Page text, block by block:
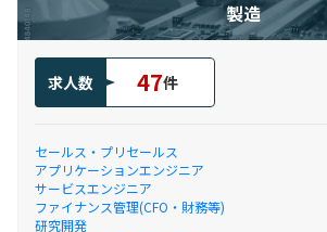
製造
求人数 47件
セールス・プリセールス
アプリケーションエンジニア
サービスエンジニア
ファイナンス管理(CFO・財務等)
研究開発